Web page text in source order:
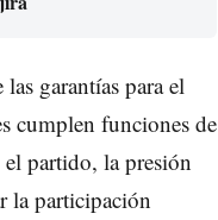
garantías para el
cumplen funciones de
el partido, la presión
la participación